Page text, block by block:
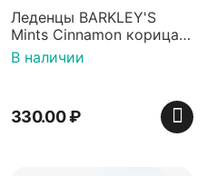
Леденцы BARKLEY'S
Mints Cinnamon корица
50г, Нидерланды
В наличии
330.00₽